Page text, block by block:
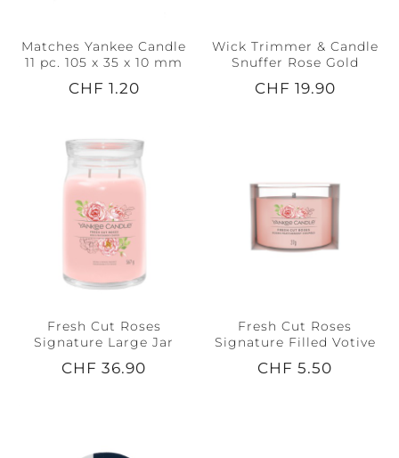
Matches Yankee Candle
11 pc. 105 x 35 x 10 mm
CHF 1.20
Wick Trimmer & Candle
Snuffer Rose Gold
CHF 19.90
Fresh Cut Roses
Signature Large Jar
CHF 36.90
Fresh Cut Roses
Signature Filled Votive
CHF 5.50